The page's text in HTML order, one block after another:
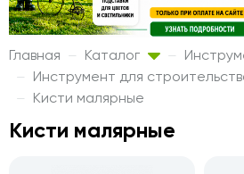
Главная Каталог
Инструмент для
Кисти малярные
Кисти малярные